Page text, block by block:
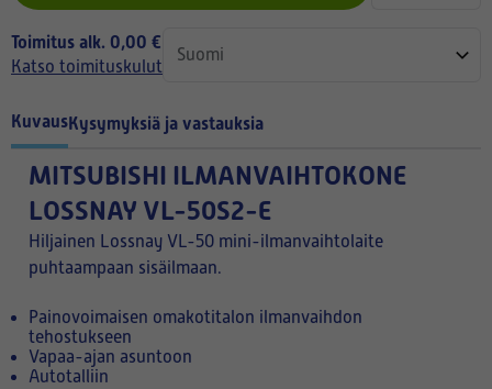
Toimitus alk. 0,00 €
Katso toimituskulut
KuvausKysymyksiä ja vastauksia
MITSUBISHI ILMANVAIHTOKONE
LOSSNAY VL-50S2-E
Hiljainen Lossnay VL-50 mini-ilmanvaihtolaite
puhtaampaan sisäilmaan.
Painovoimaisen omakotitalon ilmanvaihdon
tehostukseen
Vapaa-ajan asuntoon
Autotalliin